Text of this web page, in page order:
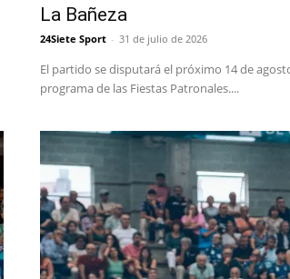
La Bañeza
24Siete Sport - 31 de julio de 2026
El partido se disputará el próximo 14 de
programa de las Fiestas Patronales....